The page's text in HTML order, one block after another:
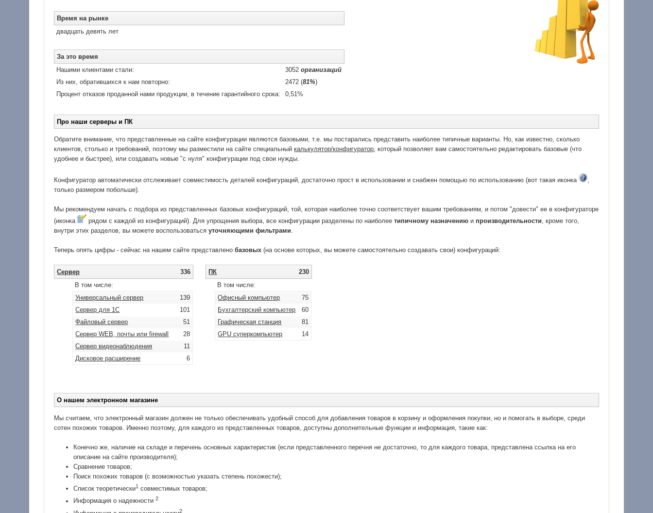
Время на рынке
двадцать девять лет
За это время
Нашими клиентами стали:
3052организаций
Из них, обратившихся к нам повторно:
2472 (81%)
Процент отказов проданной нами продукции, в течение гарантийного срока:
0,51%
Про наши серверы и ПК
Обратите внимание, что представленные на сайте конфигурации являются базовыми, т.е. мы постарались представить наиболее типичные варианты. Но, как известно, сколько
клиентов, столько и требований, поэтому мы разместили на сайте специальныйкалькулятор/конфигуратор, который позволяет вам самостоятельно редактировать базовые (что
удобнее и быстрее), или создавать новые "с нуля" конфигурации под свои нужды.
Конфигуратор автоматически отслеживает совместимость деталей конфигураций, достаточно прост в использовании и снабжен помощью по использованию (вот такая иконка
,
только размером побольше).
Мы рекомендуем начать с подбора из представленных базовых конфигураций, той, которая наиболее точно соответствует вашим требованиям, и потом "довести" ее в конфигураторе
(иконка
рядом с каждой из конфигураций). Для упрощения выбора, все конфигурации разделены по наиболеетипичному назначению и производительности, кроме того,
внутри этих разделов, вы можете воспользоватьсяуточняющими фильтрами.
Теперь опять цифры - сейчас на нашем сайте представленобазовых (на основе которых, вы можете самостоятельно создавать свои) конфигураций:
Сервер
336
В том числе:
Универсальный сервер
139
Сервер для 1С
101
Файловый сервер
51
Сервер WEB, почты или firewall
28
Сервер видеонаблюдения
11
Дисковое расширение
6
ПК
230
В том числе:
Офисный компьютер
75
Бухгалтерский компьютер
60
Графическая станция
81
GPU суперкомпьютер
14
О нашем электронном магазине
Мы считаем, что электронный магазин должен не только обеспечивать удобный способ для добавления товаров в корзину и оформления покупки, но и помогать в выборе, среди
сотен похожих товаров. Именно поэтому, для каждого из представленных товаров, доступны дополнительные функции и информация, такие как:
Конечно же, наличие на складе и перечень основных характеристик (если представленного перечня не достаточно, то для каждого товара, представлена ссылка на его
описание на сайте производителя);
Сравнение товаров;
Поиск похожих товаров (с возможностью указать степень похожести);
Список теоретически1 совместимых товаров;
Информация о надежности2
2